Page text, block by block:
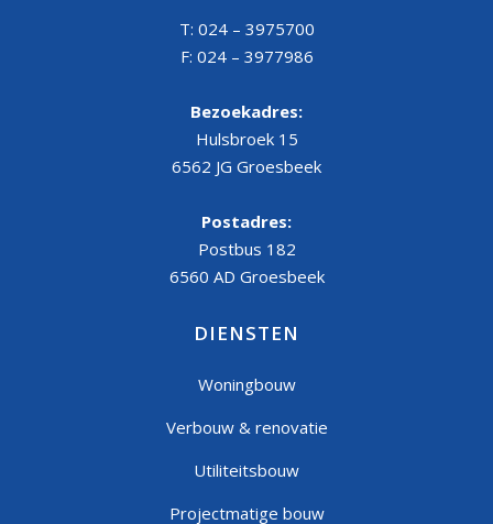
T: 024 – 3975700
F: 024 – 3977986
Bezoekadres:
Hulsbroek 15
6562 JG Groesbeek
Postadres:
Postbus 182
6560 AD Groesbeek
DIENSTEN
Woningbouw
Verbouw & renovatie
Utiliteitsbouw
Projectmatige bouw